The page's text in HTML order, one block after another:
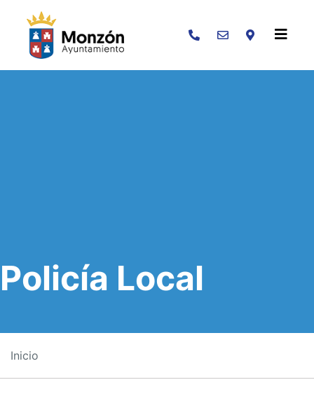
Buscar
Policía Local
Inicio